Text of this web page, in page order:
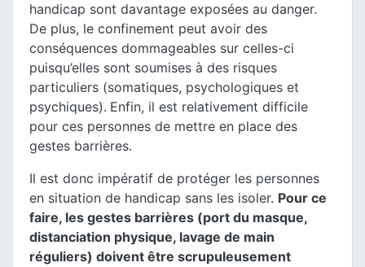
handicap sont davantage exposées au danger.
De plus, le confinement peut avoir des
conséquences dommageables sur celles-ci
puisqu’elles sont soumises à des risques
particuliers (somatiques, psychologiques et
psychiques). Enfin, il est relativement difficile
pour ces personnes de mettre en place des
gestes barrières.
Il est donc impératif de protéger les personnes
en situation de handicap sans les isoler. Pour ce
faire, les gestes barrières (port du masque,
distanciation physique, lavage de main
réguliers) doivent être scrupuleusement